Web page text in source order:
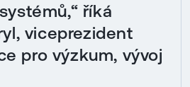
říká
viceprezident
pro výzkum, vývoj